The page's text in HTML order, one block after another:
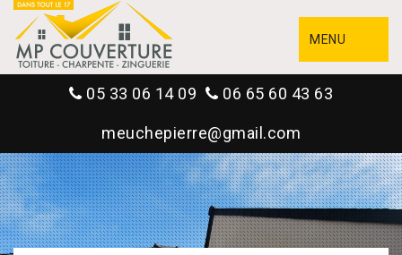
MENU
05 33 06 14 09 06 65 60 43 63
meuchepierre@gmail.com